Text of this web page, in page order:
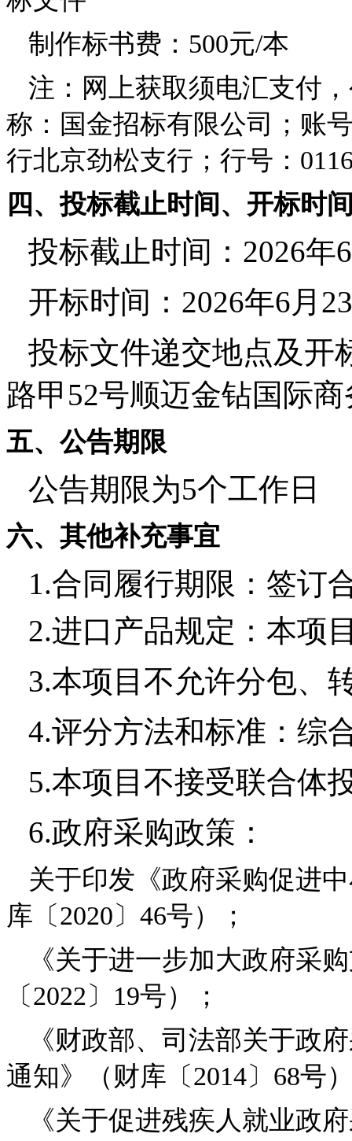
制作标书费：500元/本
注：网上获取须电汇支付
称：国金招标有限公司；账
行北京劲松支行；行号：
四、投标截止时间、开标时
投标截止时间：2026年
开标时间：2026年6月
投标文件递交地点及开
路甲52号顺迈金钻国际
五、公告期限
公告期限为5个工作日
六、其他补充事宜
1.合同履行期限： 签订
2.进口产品规定：本项
3.本项目不允许分包、
4.评分方法和标准：综
5.本项目不接受联合体
6.政府采购政策：
关于印发《政府采购促进
库〔2020〕46号）；
《关于进一步加大政府采
〔2022〕19号）；
《财政部、司法部关于政
通知》（财库〔2014〕68号
《关于促进残疾人就业政